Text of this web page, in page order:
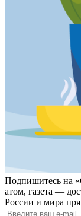
Подпишитесь на
атом, газета —
России и мира